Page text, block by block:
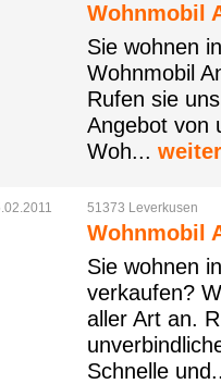
Wohnmobil
Sie wohnen
Wohnmobil
Rufen sie
Angebot von
Woh...
51373 Leverkusen
Wohnmobil
Sie wohnen
verkaufen?
aller Art an.
Schnelle